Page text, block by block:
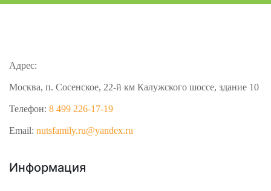
Адрес:
Москва, п. Сосенское, 22-й км Калужского шоссе, здание 10
Телефон: 8 499 226-17-19
Email: nutsfamily.ru@yandex.ru
Информация